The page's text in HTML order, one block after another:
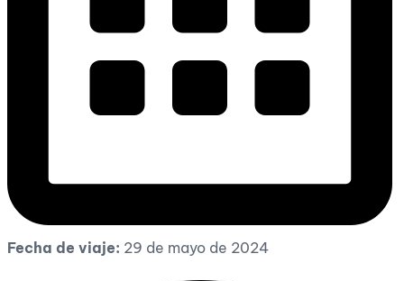
Fecha de viaje: 29 de mayo de 2024